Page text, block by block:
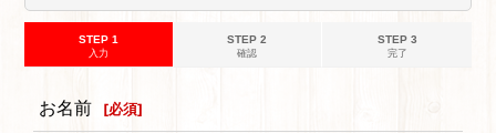
STEP 1
入力
STEP 2
確認
STEP 3
完了
お名前 [必須]